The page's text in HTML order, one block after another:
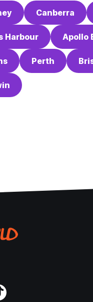
Canberra
Harbour Apollo
Perth